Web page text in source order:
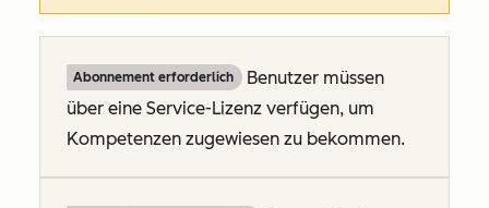
Abonnement erforderlich
Benutzer müssen
über eine Service-Lizenz verfügen, um
Kompetenzen zugewiesen zu bekommen.